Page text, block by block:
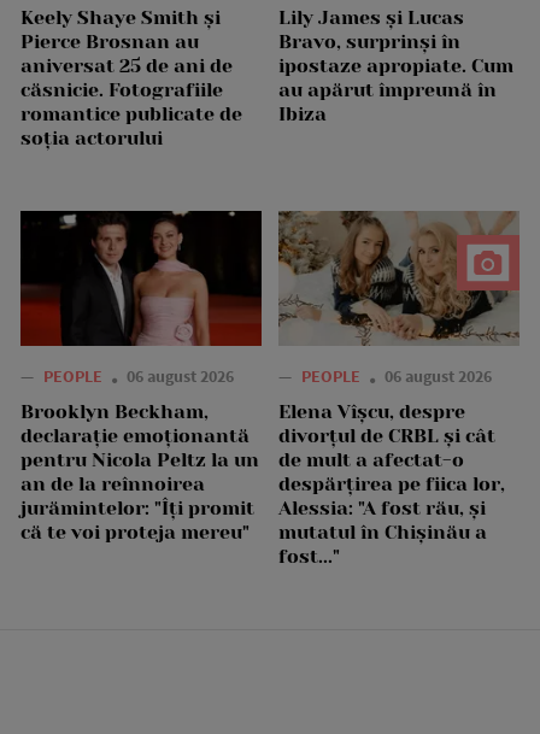
Keely Shaye Smith și
Pierce Brosnan au
aniversat 25 de ani de
căsnicie. Fotografiile
romantice publicate de
soția actorului
Lily James și Lucas
Bravo, surprinși în
ipostaze apropiate. Cum
au apărut împreună în
Ibiza
— PEOPLE 06 august 2026
Brooklyn Beckham,
declarație emoționantă
pentru Nicola Peltz la un
an de la reînnoirea
jurămintelor: "Îți promit
că te voi proteja mereu"
— PEOPLE 06 august 2026
Elena Vîșcu, despre
divorțul de CRBL și cât
de mult a afectat-o
despărțirea pe fiica lor,
Alessia: "A fost rău, și
mutatul în Chișinău a
fost..."